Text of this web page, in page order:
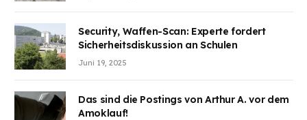
Security, Waffen-Scan: Experte fordert
Sicherheitsdiskussion an Schulen
Juni 19, 2025
Das sind die Postings von Arthur A. vor dem
Amoklauf!